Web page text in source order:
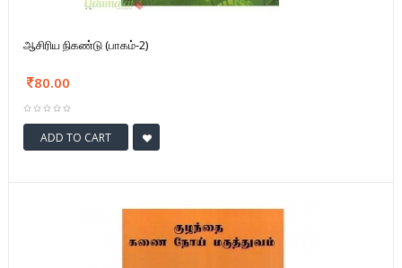
ஆசிரிய நிகண்டு (பாகம்-2)
80.00
ADD TO CART